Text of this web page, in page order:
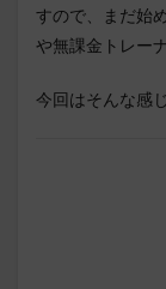
すので、まだ始
や無課金トレー
今回はそんな感